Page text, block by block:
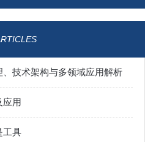
技术架构与多领域应用解析
应用
工具